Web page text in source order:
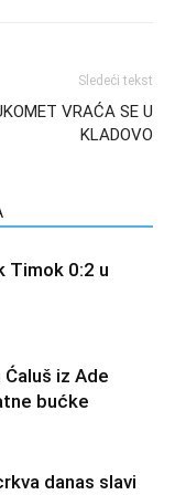
Sledeći tekst
VRAĆA SE U
KLADOVO
Timok 0:2 u
iz Ade
bućke
danas slavi